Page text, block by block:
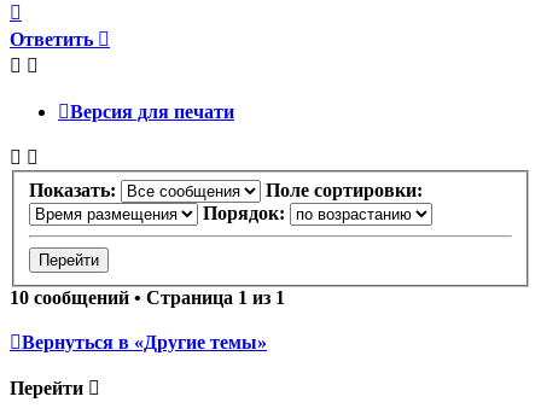
к
началу
Ответить
Версия для печати
Показать:
Поле сортировки:
Порядок:
10 сообщений • Страница 1 из 1
Вернуться в «Другие темы»
Перейти